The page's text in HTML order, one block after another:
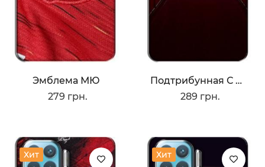
Эмблема МЮ
279 грн.
Подтрибунная С Олд Трафорд
289 грн.
Хит Хит